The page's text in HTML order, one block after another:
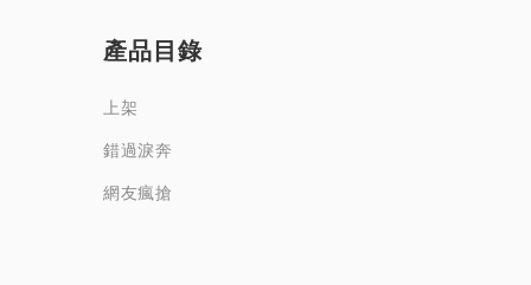
產品目錄
上架
錯過淚奔
網友瘋搶